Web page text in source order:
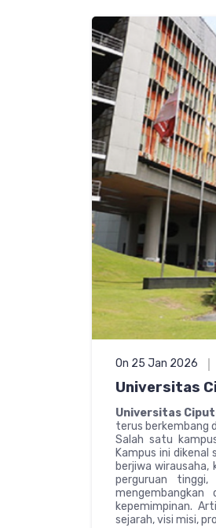
On 25 Jan 2026
Universitas
Universitas
terus berkembang
Salah satu
Kampus ini
berjiwa
perguruan
kepemimpinan.
sejarah, visi misi,